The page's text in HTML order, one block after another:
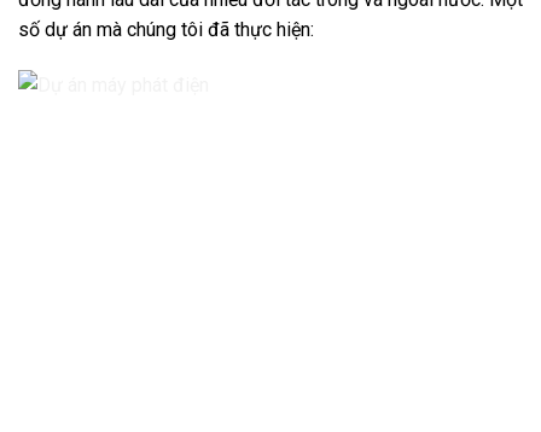
số dự án mà chúng tôi đã thực hiện: